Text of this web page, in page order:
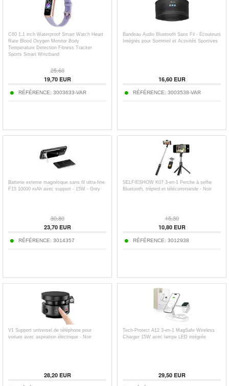
C60 1.1 inch Waterproof Smart Watch Heart
Rate Blood Oxygen Monitor Body
Temperature Detection Fitness Tracker
Sports Smart Wristband
25,60
19,70EUR
RÉFÉRENCE: 3003633-VAR
Bandeau Audio Bluetooth Sans Fil - Écouteurs
Intégrés pour Sommeil et Activités Sportives
16,60EUR
RÉFÉRENCE: 3003538-VAR
Batterie externe magnétique sans fil ultra-fine
F15 10000 mAh avec support - 15W - Grey
30,80
23,70EUR
RÉFÉRENCE: 3014357
SELFIESHOW K07 3-en-1 Perche à selfie
Bluetooth, trépied et télécommande - Noir
15,30
10,80EUR
RÉFÉRENCE: 3012938
V1 Support universel de téléphone pour
voiture avec aspiration électrique - Noir
28,20EUR
Tech-Protect A12 3-en-1 MagSafe Wireless
Charger 15W avec lampe LED intégrée
29,50EUR